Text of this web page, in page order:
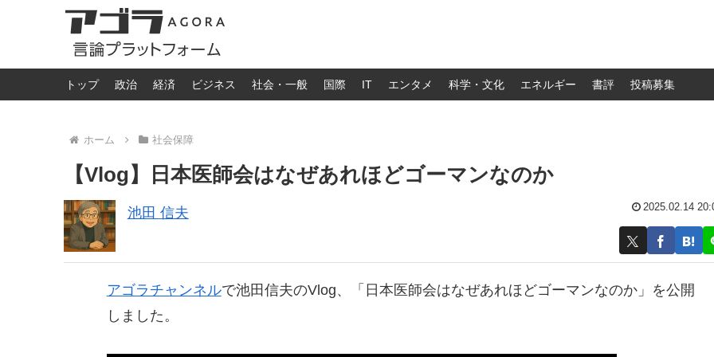
トップ 政治 経済 ビジネス 社会・一般 国際 IT エンタメ 科学・文化 エネルギー 書評 投稿募集
ホーム 社会保障
【Vlog】日本医師会はなぜあれほどゴーマンなのか
池田 信夫 2025.02.14
アゴラチャンネルで池田信夫のVlog、「日本医師会はなぜあれほどゴーマンなのか」を公開
しました。